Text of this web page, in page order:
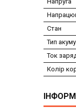
Стан
Тип
Ток
Колір